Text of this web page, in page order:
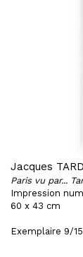
Jacques
Paris vu par...
Impression
60 x 43 cm
Exemplaire 9/15